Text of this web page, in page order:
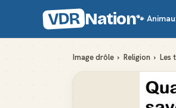
VDR Nation🐾
Image drôle › Religion › Les